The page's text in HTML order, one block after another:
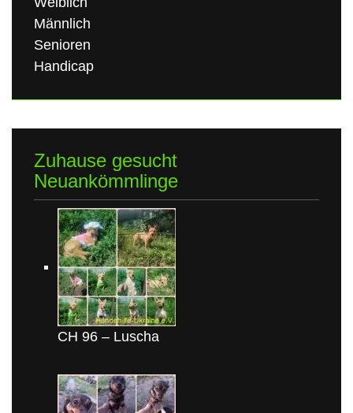
Männlich
Senioren
Handicap
Zuhause gesucht
Neuankömmlinge
CH 96 – Luscha